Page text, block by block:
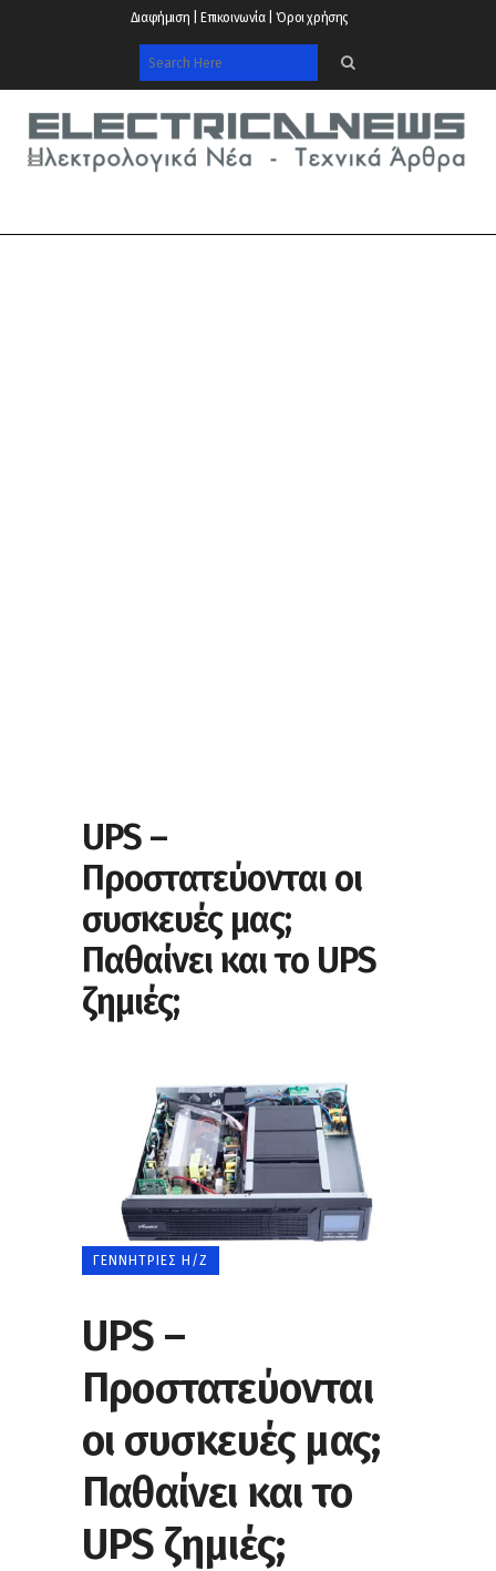
Διαφήμιση | Επικοινωνία | Όροι χρήσης
UPS –
Προστατεύονται οι
συσκευές μας;
Παθαίνει και το UPS
ζημιές;
ΓΕΝΝΉΤΡΙΕΣ Η/Ζ
UPS –
Προστατεύονται
οι συσκευές μας;
Παθαίνει και το
UPS ζημιές;